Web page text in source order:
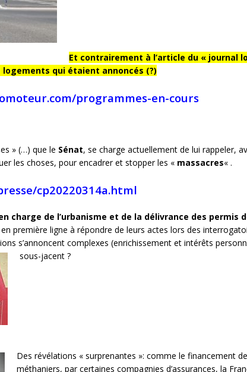
Et contrairement à l’article du « journal
logements qui étaient annoncés (?)
programmes-en-cours
» (…) que le Sénat, se charge actuellement de lui rappeler,
les choses, pour encadrer et stopper les « massacres« .
cp20220314a.html
charge de l’urbanisme et de la délivrance des permis
première ligne à répondre de leurs actes lors des
s’annoncent complexes (enrichissement et intérêts
sous-jacent ?
Des révélations « surprenantes »: comme le financement
méthaniers, par certaines compagnies d’assurances, la